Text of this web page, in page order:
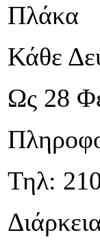
Πλάκα
Κάθε
Ως 28
Τηλ: